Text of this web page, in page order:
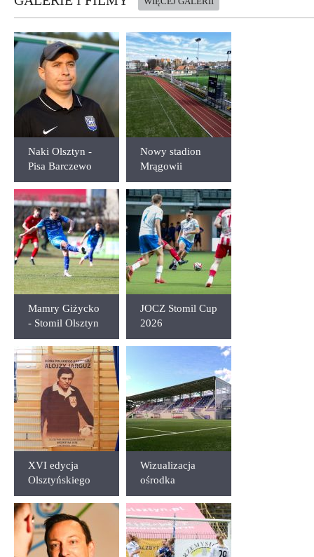
Naki Olsztyn -
Pisa Barczewo
2:2
Nowy stadion
Mrągowii
Mrągowo
Mamry Giżycko
- Stomil Olsztyn
1:5
JOCZ Stomil Cup
2026
XVI edycja
Olsztyńskiego
Turnieju Sędziów
im. Alojzego
Jarguza
Wizualizacja
ośrodka
piłkarskiego przy
Al. Sybiraków w
Olsztynie